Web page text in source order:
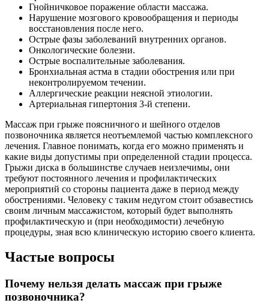
Гнойничковое поражение области массажа.
Нарушение мозгового кровообращения и периоды
восстановления после него.
Острые фазы заболеваний внутренних органов.
Онкологические болезни.
Острые воспалительные заболевания.
Бронхиальная астма в стадии обострения или при
неконтролируемом течении.
Аллергические реакции неясной этиологии.
Артериальная гипертония 3-й степени.
Массаж при грыже поясничного и шейного отделов
позвоночника является неотъемлемой частью комплексного
лечения. Главное понимать, когда его можно применять и
какие виды допустимы при определенной стадии процесса.
Грыжи диска в большинстве случаев неизлечимы, они
требуют постоянного лечения и профилактических
мероприятий со стороны пациента даже в период между
обострениями. Человеку с таким недугом стоит обзавестись
своим личным массажистом, который будет выполнять
профилактическую и (при необходимости) лечебную
процедуры, зная всю клиническую историю своего клиента.
Частые вопросы
Почему нельзя делать массаж при грыже
позвоночника?